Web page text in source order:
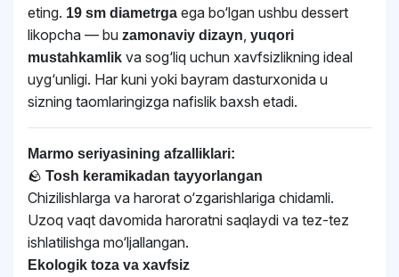
eting. 19 sm diametrga ega bo‘lgan ushbu dessert
likopcha — bu zamonaviy dizayn, yuqori
mustahkamlik va sog‘liq uchun xavfsizlikning ideal
uyg‘unligi. Har kuni yoki bayram dasturxonida u
sizning taomlaringizga nafislik baxsh etadi.
Marmo seriyasining afzalliklari:
🪨 Tosh keramikadan tayyorlangan
Chizilishlarga va harorat o‘zgarishlariga chidamli.
Uzoq vaqt davomida haroratni saqlaydi va tez-tez
ishlatilishga mo‘ljallangan.
Ekologik toza va xavfsiz